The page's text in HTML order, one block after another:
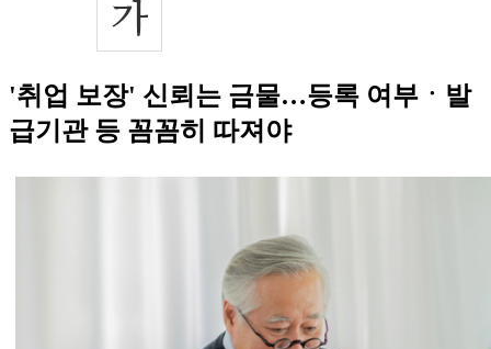
'취업 보장' 신뢰는 금물…등록 여부ㆍ발
급기관 등 꼼꼼히 따져야